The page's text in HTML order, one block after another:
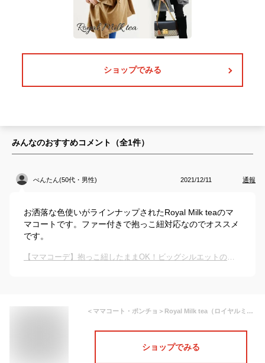
ショップでみる
みんなのおすすめコメント（全1件）
べんたん(50代・男性) 2021/12/11 通報
お洒落な色使いがラインナップされたRoyal Milk teaのマ
マコートです。ファー付きで抱っこ紐対応なのでオススメ
です。
【ママコーデ】抱っこ紐したままOK！ビッグシルエットのきれいめコートは？
＜ママコート・ポンチョ＞Royal Milk tea（ロイヤルミルクティー）リアルファーZIPウールパリス （ジッパータイプのママコート）おんぶ・抱っこOK！ 抱っこ紐をしたまま着られる ママコート ポンチョ マタニティ 大きいサイズ LL
ショップでみる